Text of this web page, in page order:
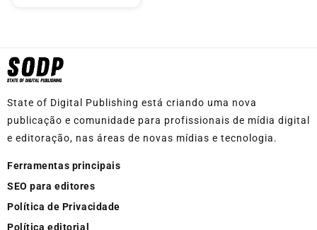
State of Digital Publishing está criando uma nova
publicação e comunidade para profissionais de mídia digital
e editoração, nas áreas de novas mídias e tecnologia.
Ferramentas principais
SEO para editores
Política de Privacidade
Política editorial